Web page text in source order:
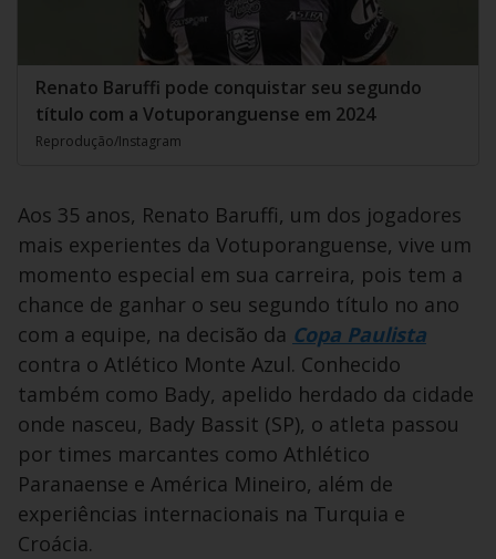
Renato Baruffi pode conquistar seu segundo
título com a Votuporanguense em 2024
Reprodução/Instagram
Aos 35 anos, Renato Baruffi, um dos jogadores
mais experientes da Votuporanguense, vive um
momento especial em sua carreira, pois tem a
chance de ganhar o seu segundo título no ano
com a equipe, na decisão da Copa Paulista
contra o Atlético Monte Azul. Conhecido
também como Bady, apelido herdado da cidade
onde nasceu, Bady Bassit (SP), o atleta passou
por times marcantes como Athlético
Paranaense e América Mineiro, além de
experiências internacionais na Turquia e
Croácia.